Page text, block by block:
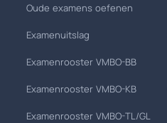
Oude examens oefenen
Examenuitslag
Examenrooster VMBO-BB
Examenrooster VMBO-KB
Examenrooster VMBO-TL/GL